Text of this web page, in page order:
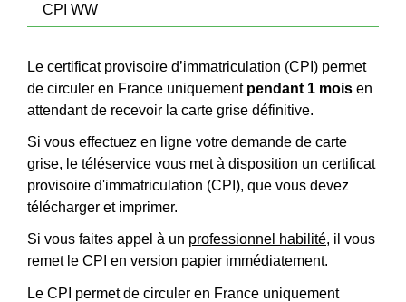
CPI WW
Le certificat provisoire d’immatriculation (CPI) permet
de circuler en France uniquement pendant 1 mois en
attendant de recevoir la carte grise définitive.
Si vous effectuez en ligne votre demande de carte
grise, le téléservice vous met à disposition un certificat
provisoire d'immatriculation (CPI), que vous devez
télécharger et imprimer.
Si vous faites appel à un professionnel habilité, il vous
remet le CPI en version papier immédiatement.
Le CPI permet de circuler en France uniquement